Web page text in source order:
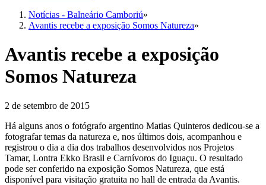
Notícias - Balneário Camboriú»
Avantis recebe a exposição Somos Natureza»
Avantis recebe a exposição
Somos Natureza
2 de setembro de 2015
Há alguns anos o fotógrafo argentino Matias Quinteros dedicou-se a
fotografar temas da natureza e, nos últimos dois, acompanhou e
registrou o dia a dia dos trabalhos desenvolvidos nos Projetos
Tamar, Lontra Ekko Brasil e Carnívoros do Iguaçu. O resultado
pode ser conferido na exposição Somos Natureza, que está
disponível para visitação gratuita no hall de entrada da Avantis.